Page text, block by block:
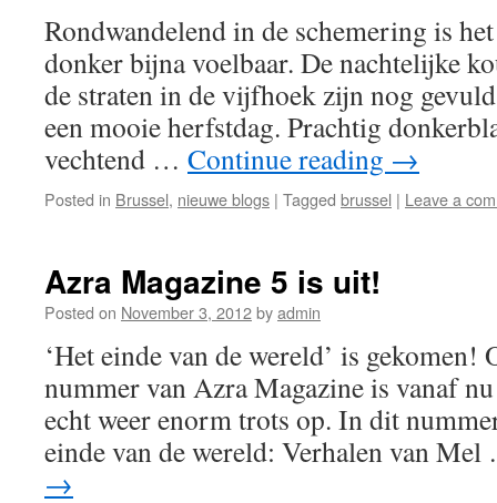
Rondwandelend in de schemering is
donker bijna voelbaar. De nachtelijke
de straten in de vijfhoek zijn nog
een mooie herfstdag. Prachtig
vechtend … Continue reading →
Posted in Brussel, nieuwe blogs | Tagged brussel | Leave a
Azra Magazine 5 is uit!
Posted on November 3, 2012byadmin
‘Het einde van de wereld’ is
nummer van Azra Magazine is vanaf
echt weer enorm trots op. In dit
einde van de wereld: Verhalen van
→